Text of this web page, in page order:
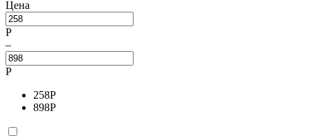
Цена
Р
–
Р
258Р
898Р